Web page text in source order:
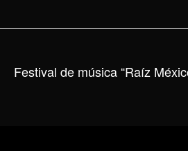
Festival de música “Raíz